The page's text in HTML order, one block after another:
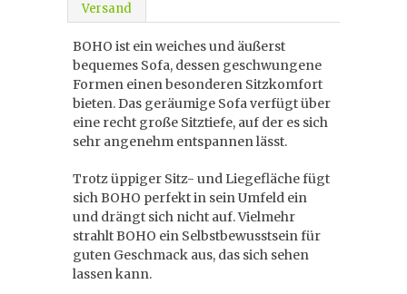
Versand
BOHO ist ein weiches und äußerst
bequemes Sofa, dessen geschwungene
Formen einen besonderen Sitzkomfort
bieten. Das geräumige Sofa verfügt über
eine recht große Sitztiefe, auf der es sich
sehr angenehm entspannen lässt.
Trotz üppiger Sitz- und Liegefläche fügt
sich BOHO perfekt in sein Umfeld ein
und drängt sich nicht auf. Vielmehr
strahlt BOHO ein Selbstbewusstsein für
guten Geschmack aus, das sich sehen
lassen kann.